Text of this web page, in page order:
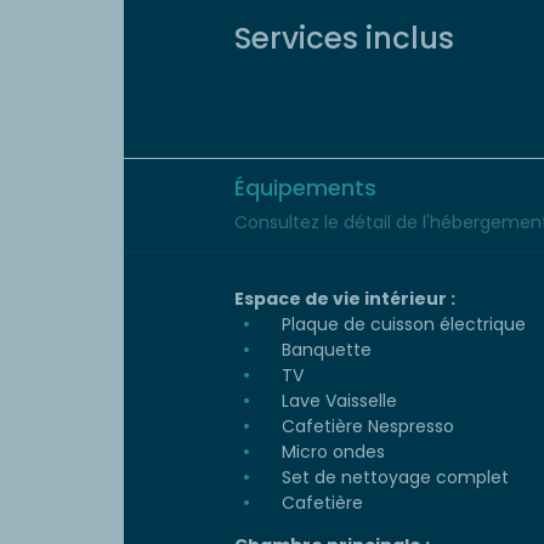
Services inclus
Équipements
Consultez le détail de
Espace de vie intérieur :
Plaque de cuisson électrique
Banquette
TV
Lave Vaisselle
Cafetière Nespresso
Micro ondes
Set de nettoyage complet
Cafetière